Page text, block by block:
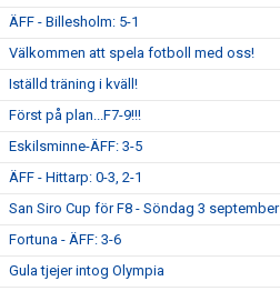
ÄFF - Billesholm: 5-1
Välkommen att spela fotboll med oss!
Iställd träning i kväll!
Först på plan...F7-9!!!
Eskilsminne-ÄFF: 3-5
ÄFF - Hittarp: 0-3, 2-1
San Siro Cup för F8 - Söndag 3 september
Fortuna - ÄFF: 3-6
Gula tjejer intog Olympia